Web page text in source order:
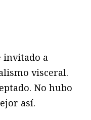
invitado a
visceral.
No hubo
así.